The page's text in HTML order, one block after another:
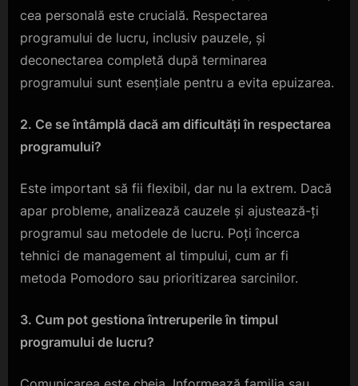
cea personală este crucială. Respectarea
programului de lucru, inclusiv pauzele, și
deconectarea completă după terminarea
programului sunt esențiale pentru a evita epuizarea.
2. Ce se întâmplă dacă am dificultăți în respectarea
programului?
Este important să fii flexibil, dar nu la extrem. Dacă
apar probleme, analizează cauzele și ajustează-ți
programul sau metodele de lucru. Poți încerca
tehnici de management al timpului, cum ar fi
metoda Pomodoro sau prioritizarea sarcinilor.
3. Cum pot gestiona întreruperile în timpul
programului de lucru?